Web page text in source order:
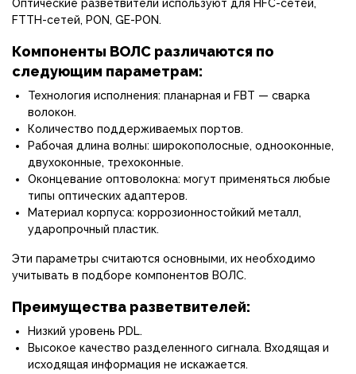
Оптические разветвители используют для HFC-сетей,
FTTH-сетей, PON, GE-PON.
Компоненты ВОЛС различаются по
следующим параметрам:
Технология исполнения: планарная и FBT — сварка
волокон.
Количество поддерживаемых портов.
Рабочая длина волны: широкополосные, однооконные,
двухоконные, трехоконные.
Оконцевание оптоволокна: могут применяться любые
типы оптических адаптеров.
Материал корпуса: коррозионностойкий металл,
ударопрочный пластик.
Эти параметры считаются основными, их необходимо
учитывать в подборе компонентов ВОЛС.
Преимущества разветвителей:
Низкий уровень PDL.
Высокое качество разделенного сигнала. Входящая и
исходящая информация не искажается.